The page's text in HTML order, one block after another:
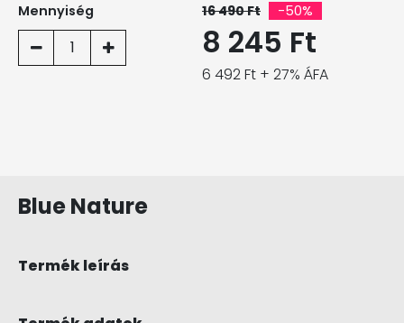
Mennyiség
1
16 490 Ft -50%
8 245 Ft
6 492 Ft + 27% ÁFA
Blue Nature
Termék leírás